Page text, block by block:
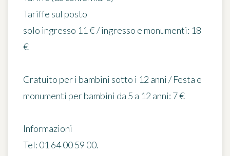
Tariffe sul posto
solo ingresso 11 € / ingresso e monumenti: 18
€
Gratuito per i bambini sotto i 12 anni / Festa e
monumenti per bambini da 5 a 12 anni: 7 €
Informazioni
Tel: 01 64 00 59 00.